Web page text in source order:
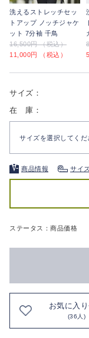
洗えるストレッチセッ
トアップ ノッチジャケ
ット 7分袖 千鳥
16,500円 （税込）
11,000円 （税込）
サイズ：
在 庫：
サイズを選択してくだ
商品情報 サイ
ステータス：商品価格
お気に入
(36人)